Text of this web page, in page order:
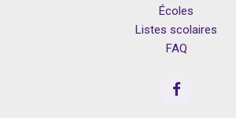
Écoles
Listes scolaires
FAQ